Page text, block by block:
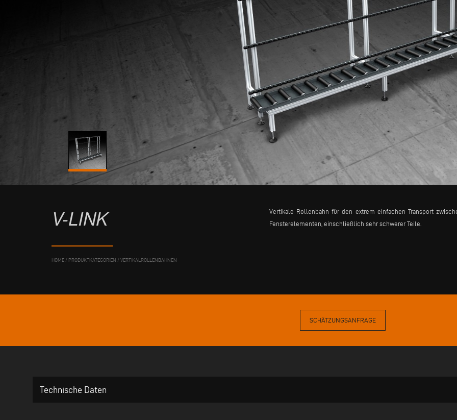
V-LINK
HOME/ PRODUKTKATEGORIEN / VERTIKALROLLENBAHNEN
Vertikale Rollenbahn für den extrem einfachen Transport
Fensterelementen, einschließlich sehr schwerer Teile.
SCHÄTZUNGSANFRAGE
Technische Daten